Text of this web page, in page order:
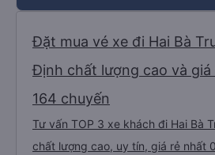
Đặt mua vé xe đi Hai Bà
Định chất lượng cao và giá
164 chuyến
Tư vấn TOP 3 xe khách đi Hai Bà
chất lượng cao, uy tín, giá rẻ nhất